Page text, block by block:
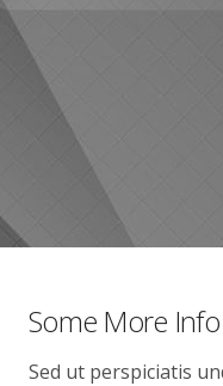
Some More Info
Sed ut perspiciatis